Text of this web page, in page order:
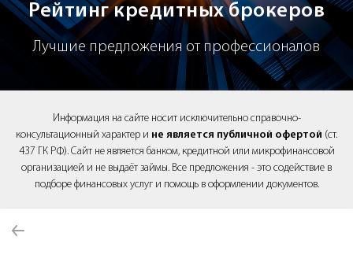
Рейтинг кредитных брокеров
Лучшие предложения от профессионалов
Информация на сайте носит исключительно справочно-
консультационный характер и не является публичной офертой (ст.
437 ГК РФ). Сайт не является банком, кредитной или микрофинансовой
организацией и не выдаёт займы. Все предложения - это содействие в
подборе финансовых услуг и помощь в оформлении документов.